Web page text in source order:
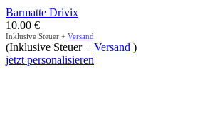
Barmatte Drivix
10.00 €
Inklusive Steuer + Versand
(Inklusive Steuer + Versand )
jetzt personalisieren